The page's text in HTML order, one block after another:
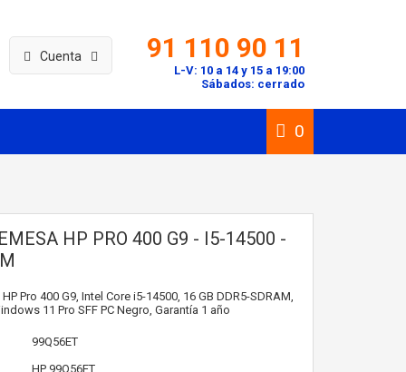
Cuenta 91 110 90 11
L-V: 10 a 14 y 15 a 19:00
Sábados: cerrado
0
HP PRO 400 G9 - I5-14500 -
Pro 400 G9, Intel Core i5-14500, 16 GB DDR5-SDRAM,
11 Pro SFF PC Negro, Garantía 1 año
99Q56ET
HP 99Q56ET